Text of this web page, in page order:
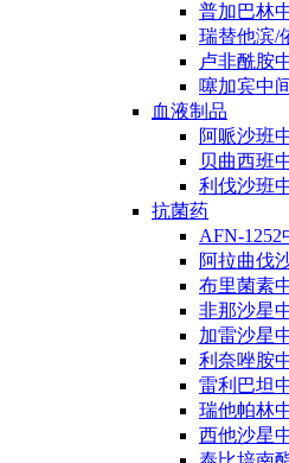
普加巴林
瑞替他滨/
卢非酰胺
噻加宾中
血液制品
阿哌沙班
贝曲西班
利伐沙班
抗菌药
AFN-1252
阿拉曲伐
布里菌素
非那沙星
加雷沙星
利奈唑胺
雷利巴坦
瑞他帕林
西他沙星